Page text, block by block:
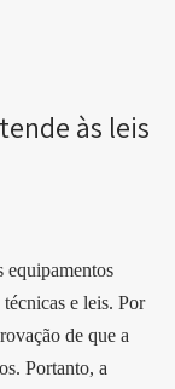
às leis
equipamentos
e leis. Por
de que a
Portanto, a